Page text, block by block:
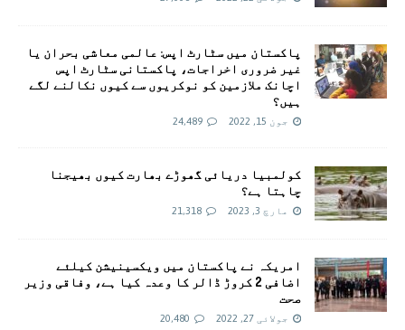
پاکستان میں سٹارٹ اپس: عالمی معاشی بحران یا
غیر ضروری اخراجات، پاکستانی سٹارٹ اپس
اچانک ملازمین کو نوکریوں سے کیوں نکالنے لگے
ہیں؟
جون 15, 2022 24,489
کولمبیا دریائی گھوڑے بھارت کیوں بھیجنا
چاہتا ہے؟
مارچ 3, 2023 21,318
امريکہ نے پاکستان میں ویکسینیشن کیلئے
اضافی 2 کروڑ ڈالر کا وعدہ کیا ہے، وفاقی وزیر
صحت
جولائی 27, 2022 20,480